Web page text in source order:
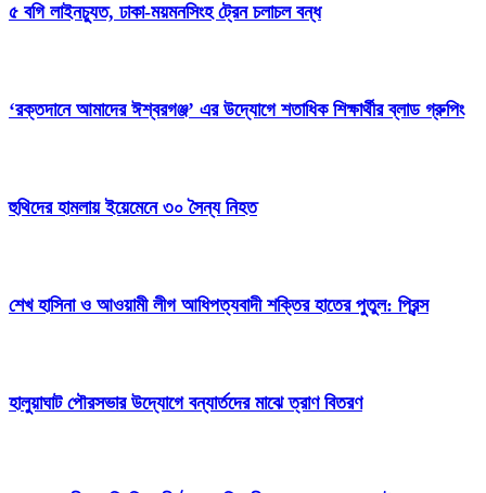
৫ বগি লাইনচ্যুত, ঢাকা-ময়মনসিংহ ট্রেন চলাচল বন্ধ
‘রক্তদানে আমাদের ঈশ্বরগঞ্জ’ এর উদ্যোগে শতাধিক শিক্ষার্থীর ব্লাড গ্রুপিং
হুথিদের হামলায় ইয়েমেনে ৩০ সৈন্য নিহত
শেখ হাসিনা ও আওয়ামী লীগ আধিপত্যবাদী শক্তির হাতের পুতুল: প্রিন্স
হালুয়াঘাট পৌরসভার উদ্যোগে বন্যার্তদের মাঝে ত্রাণ বিতরণ